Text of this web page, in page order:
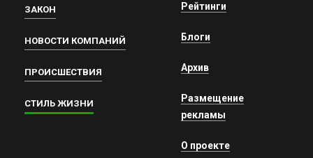
ЗАКОН
НОВОСТИ КОМПАНИЙ
ПРОИСШЕСТВИЯ
СТИЛЬ ЖИЗНИ
Рейтинги
Блоги
Архив
Размещение
рекламы
О проекте